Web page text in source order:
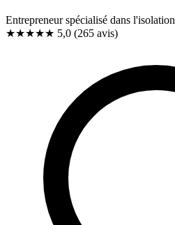
Entrepreneur spécialisé dans l'isolation
★★★★★ 5,0 (265 avis)